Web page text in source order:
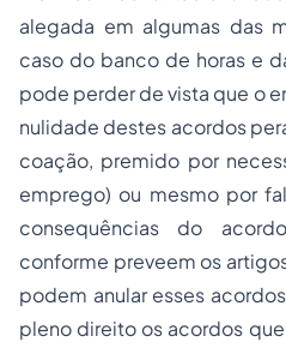
alegada em algumas das
caso do banco de horas e
pode perder de vista que o
nulidade destes acordos
coação, premido por
emprego) ou mesmo por
consequências do
conforme preveem os
podem anular esses
pleno direito os acordos